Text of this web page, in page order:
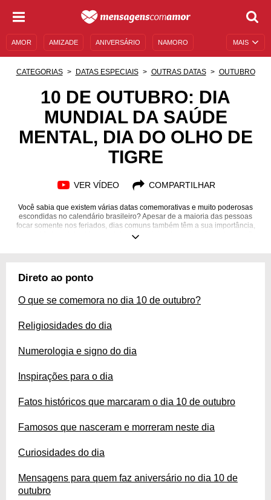
MAIS
AMOR AMIZADE ANIVERSÁRIO NAMORO
MENSAGENS E FRASES MENSAGENS DE ANIVERSÁRIO
ENTRETENIMENTO FAMOSOS BÍBLIA
CATEGORIAS DATAS ESPECIAIS OUTRAS DATAS OUTUBRO
10 DE OUTUBRO: DIA
MUNDIAL DA SAÚDE
MENTAL, DIA DO OLHO DE
TIGRE
VER VÍDEO COMPARTILHAR
Você sabia que existem várias datas comemorativas e muito poderosas
escondidas no calendário brasileiro? Apesar de a maioria das pessoas
focar somente nos feriados, dias comuns também têm a sua importância,
como 10 de outubro! Nessa data, são celebrados coisas importantes. O
acontecimentos importantes… 10 de outubro apresenta muitos elementos
Direto ao ponto
O que se comemora no dia 10 de outubro?
Religiosidades do dia
Numerologia e signo do dia
Inspirações para o dia
Fatos históricos que marcaram o dia 10 de outubro
Famosos que nasceram e morreram neste dia
Curiosidades do dia
Mensagens para quem faz aniversário no dia 10 de
outubro